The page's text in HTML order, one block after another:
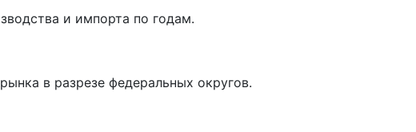
и импорта по годам.
в разрезе федеральных округов.